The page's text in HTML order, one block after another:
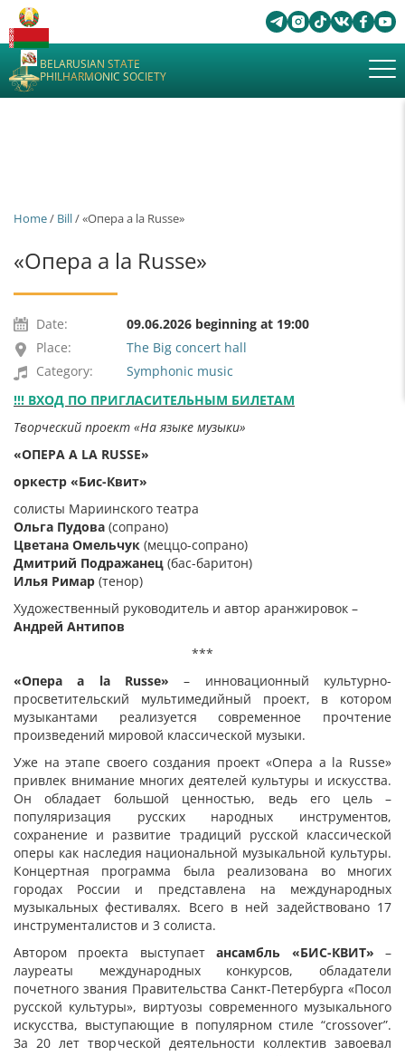
BELARUSIAN STATE
PHILHARMONIC SOCIETY
Home/ Bill/ «Опера a la Russe»
«Опера a la Russe»
Date:
09.06.2026 beginning at 19:00
Place:
The Big concert hall
Category:
Symphonic music
!!! ВХОД ПО ПРИГЛАСИТЕЛЬНЫМ БИЛЕТАМ
Творческий проект «На языке музыки»
«ОПЕРА A LA RUSSE»
оркестр «Бис-Квит»
солисты Мариинского театра
Ольга Пудова (сопрано)
Цветана Омельчук (меццо-сопрано)
Дмитрий Подражанец (бас-баритон)
Илья Римар (тенор)
Художественный руководитель и автор аранжировок –
Андрей Антипов
***
«Опера a la Russe» – инновационный культурно-
просветительский мультимедийный проект, в котором
музыкантами реализуется современное прочтение
произведений мировой классической музыки.
Уже на этапе своего создания проект «Опера a la Russe»
привлек внимание многих деятелей культуры и искусства.
Он обладает большой ценностью, ведь его цель –
популяризация русских народных инструментов,
сохранение и развитие традиций русской классической
оперы как наследия национальной музыкальной культуры.
Концертная программа была реализована во многих
городах России и представлена на международных
музыкальных фестивалях. Всего в ней задействовано 17
инструменталистов и 3 солиста.
Автором проекта выступаетансамбль «БИС-КВИТ» –
лауреаты международных конкурсов, обладатели
почетного звания Правительства Санкт-Петербурга «Посол
русской культуры», виртуозы современного музыкального
искусства, выступающие в популярном стиле “crossover”.
За 20 лет творческой деятельности коллектив завоевал